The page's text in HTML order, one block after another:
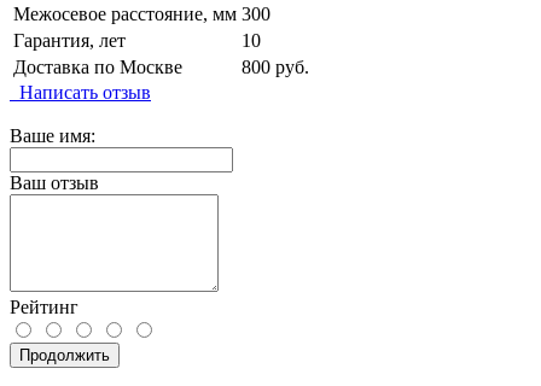
Межосевое расстояние, мм 300
Гарантия, лет
10
Доставка по Москве
800 руб.
Написать отзыв
Ваше имя:
Ваш отзыв
Рейтинг
Продолжить